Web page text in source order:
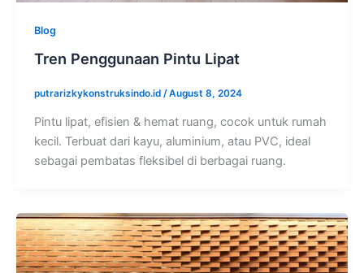
Blog
Tren Penggunaan Pintu Lipat
putrarizkykonstruksindo.id /August 8, 2024
Pintu lipat, efisien & hemat ruang, cocok untuk rumah
kecil. Terbuat dari kayu, aluminium, atau PVC, ideal
sebagai pembatas fleksibel di berbagai ruang.